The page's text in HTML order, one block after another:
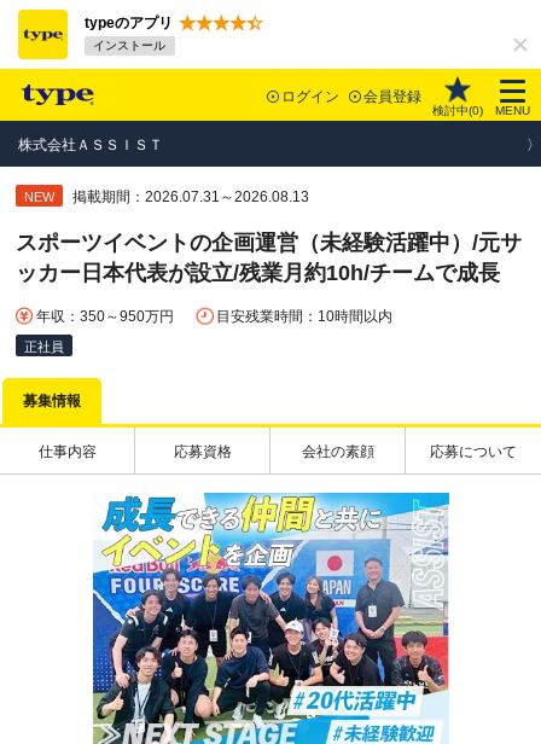
typeのアプリ
インストール
ログイン 会員登録
検討中(0) MENU
株式会社ＡＳＳＩＳＴ
NEW 掲載期間：2026.07.31～2026.08.13
スポーツイベントの企画運営（未経験活躍中）/元サ
ッカー日本代表が設立/残業月約10h/チームで成長
年収：350～950万円 目安残業時間：10時間以内
正社員
募集情報
仕事内容 応募資格 会社の素顔 応募について